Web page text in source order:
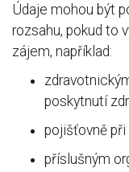
Údaje mohou být
rozsahu, pokud to
zájem, například:
poskytnutí
pojišťovně
příslušným